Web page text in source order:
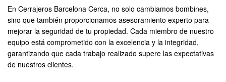
En Cerrajeros Barcelona Cerca, no solo cambiamos bombines,
sino que también proporcionamos asesoramiento experto para
mejorar la seguridad de tu propiedad. Cada miembro de nuestro
equipo está comprometido con la excelencia y la integridad,
garantizando que cada trabajo realizado supere las expectativas
de nuestros clientes.